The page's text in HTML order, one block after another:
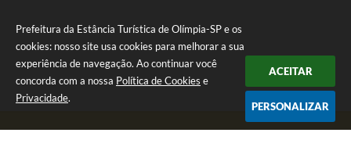
Prefeitura da Estância Turística de Olímpia-SP e os
cookies: nosso site usa cookies para melhorar a sua
experiência de navegação. Ao continuar você
concorda com a nossa Política de Cookies e
Privacidade.
ACEITAR
PERSONALIZAR